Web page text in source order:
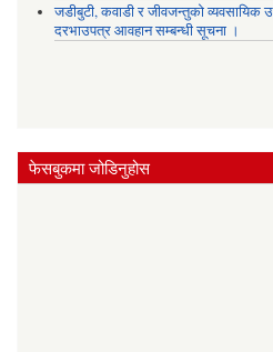
जडीबुटी, कवाडी र जीवजन्तुको
दरभाउपत्र आवहान सम्बन्धी सूचना ।
फेसबुकमा जोडिनुहोस